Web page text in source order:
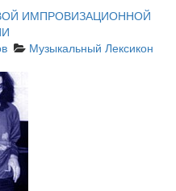
ИМПРОВИЗАЦИОННОЙ
Музыкальный Лексикон